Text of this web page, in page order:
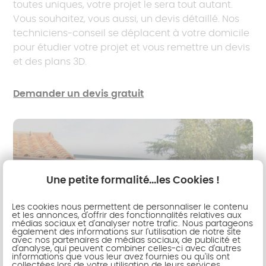
toutes uniques, votre projet le sera tout autant.
Vous souhaitez, vous aussi, un devis détaillé. Nos
techniciens-conseil se déplacent à votre domicile
pour étudier votre projet et vous remettre un devis
et des plans 3D.
Demander un devis gratuit
Une petite formalité...les Cookies !
Les cookies nous permettent de personnaliser le contenu
et les annonces, d'offrir des fonctionnalités relatives aux
médias sociaux et d'analyser notre trafic. Nous partageons
également des informations sur l'utilisation de notre site
avec nos partenaires de médias sociaux, de publicité et
d'analyse, qui peuvent combiner celles-ci avec d'autres
informations que vous leur avez fournies ou qu'ils ont